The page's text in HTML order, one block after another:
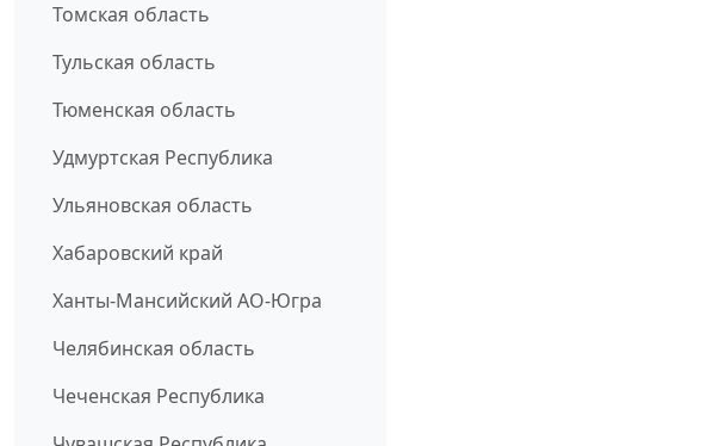
Томская область
Тульская область
Тюменская область
Удмуртская Республика
Ульяновская область
Хабаровский край
Ханты-Мансийский АО-Югра
Челябинская область
Чеченская Республика